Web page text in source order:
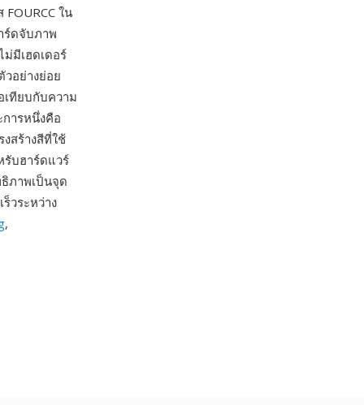
ใน
ร์ดจับภาพ
มีเฮดเดอร์
อย่างย่อย
เทียบกับความ
การหนึ่งคือ
สร้างสีที่ใช้
รับฮาร์ดแวร์
ภาพเป็นจุด
วระหว่าง
,